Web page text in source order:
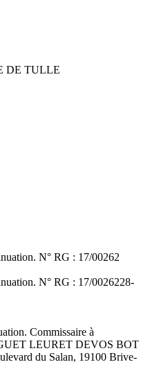
DE TULLE
N° RG : 17/00262
N° RG : 17/0026228-
Commissaire à
LEURET DEVOS BOT
du Salan, 19100 Brive-